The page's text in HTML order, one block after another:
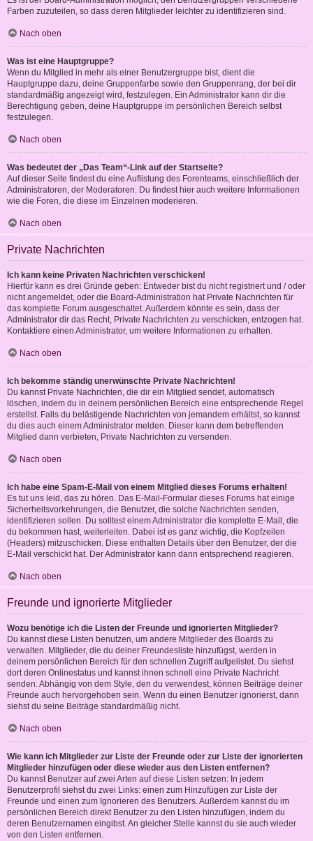
Farben zuzuteilen, so dass deren Mitglieder leichter zu identifizieren sind.
Nach oben
Was ist eine Hauptgruppe?
Wenn du Mitglied in mehr als einer Benutzergruppe bist, dient die
Hauptgruppe dazu, deine Gruppenfarbe sowie den Gruppenrang, der bei dir
standardmäßig angezeigt wird, festzulegen. Ein Administrator kann dir die
Berechtigung geben, deine Hauptgruppe im persönlichen Bereich selbst
festzulegen.
Nach oben
Was bedeutet der „Das Team“-Link auf der Startseite?
Auf dieser Seite findest du eine Auflistung des Forenteams, einschließlich der
Administratoren, der Moderatoren. Du findest hier auch weitere Informationen
wie die Foren, die diese im Einzelnen moderieren.
Nach oben
Private Nachrichten
Ich kann keine Privaten Nachrichten verschicken!
Hierfür kann es drei Gründe geben: Entweder bist du nicht registriert und / oder
nicht angemeldet, oder die Board-Administration hat Private Nachrichten für
das komplette Forum ausgeschaltet. Außerdem könnte es sein, dass der
Administrator dir das Recht, Private Nachrichten zu verschicken, entzogen hat.
Kontaktiere einen Administrator, um weitere Informationen zu erhalten.
Nach oben
Ich bekomme ständig unerwünschte Private Nachrichten!
Du kannst Private Nachrichten, die dir ein Mitglied sendet, automatisch
löschen, indem du in deinem persönlichen Bereich eine entsprechende Regel
erstellst. Falls du belästigende Nachrichten von jemandem erhältst, so kannst
du dies auch einem Administrator melden. Dieser kann dem betreffenden
Mitglied dann verbieten, Private Nachrichten zu versenden.
Nach oben
Ich habe eine Spam-E-Mail von einem Mitglied dieses Forums erhalten!
Es tut uns leid, das zu hören. Das E-Mail-Formular dieses Forums hat einige
Sicherheitsvorkehrungen, die Benutzer, die solche Nachrichten senden,
identifizieren sollen. Du solltest einem Administrator die komplette E-Mail, die
du bekommen hast, weiterleiten. Dabei ist es ganz wichtig, die Kopfzeilen
(Headers) mitzuschicken. Diese enthalten Details über den Benutzer, der die
E-Mail verschickt hat. Der Administrator kann dann entsprechend reagieren.
Nach oben
Freunde und ignorierte Mitglieder
Wozu benötige ich die Listen der Freunde und ignorierten Mitglieder?
Du kannst diese Listen benutzen, um andere Mitglieder des Boards zu
verwalten. Mitglieder, die du deiner Freundesliste hinzufügst, werden in
deinem persönlichen Bereich für den schnellen Zugriff aufgelistet. Du siehst
dort deren Onlinestatus und kannst ihnen schnell eine Private Nachricht
senden. Abhängig von dem Style, den du verwendest, können Beiträge deiner
Freunde auch hervorgehoben sein. Wenn du einen Benutzer ignorierst, dann
siehst du seine Beiträge standardmäßig nicht.
Nach oben
Wie kann ich Mitglieder zur Liste der Freunde oder zur Liste der ignorierten
Mitglieder hinzufügen oder diese wieder aus den Listen entfernen?
Du kannst Benutzer auf zwei Arten auf diese Listen setzen: In jedem
Benutzerprofil siehst du zwei Links: einen zum Hinzufügen zur Liste der
Freunde und einen zum Ignorieren des Benutzers. Außerdem kannst du im
persönlichen Bereich direkt Benutzer zu den Listen hinzufügen, indem du
deren Benutzernamen eingibst. An gleicher Stelle kannst du sie auch wieder
von den Listen entfernen.